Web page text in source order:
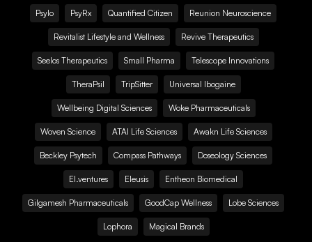
Psylo PsyRx Quantified Citizen Reunion Neuroscience
Revitalist Lifestyle and Wellness Revive Therapeutics
Seelos Therapeutics Small Pharma Telescope Innovations
TheraPsil TripSitter Universal Ibogaine
Wellbeing Digital Sciences Woke Pharmaceuticals
Woven Science ATAI Life Sciences Awakn Life Sciences
Beckley Psytech Compass Pathways Doseology Sciences
EI.ventures Eleusis Entheon Biomedical
Gilgamesh Pharmaceuticals GoodCap Wellness Lobe Sciences
Lophora Magical Brands